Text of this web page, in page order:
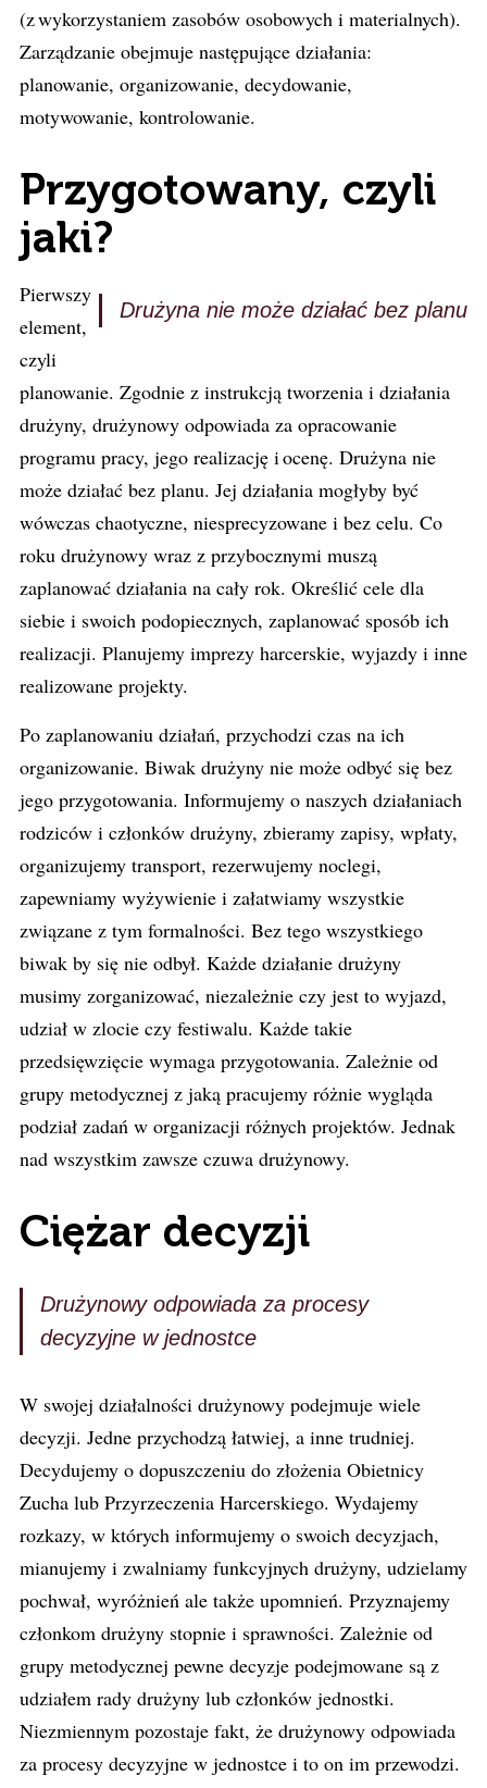
(z wykorzystaniem zasobów osobowych i materialnych).
Zarządzanie obejmuje następujące działania:
planowanie, organizowanie, decydowanie,
motywowanie, kontrolowanie.
Przygotowany, czyli
jaki?
Drużyna nie może działać bez planu
Pierwszy
element,
czyli
planowanie. Zgodnie z instrukcją tworzenia i działania
drużyny, drużynowy odpowiada za opracowanie
programu pracy, jego realizację i ocenę. Drużyna nie
może działać bez planu. Jej działania mogłyby być
wówczas chaotyczne, niesprecyzowane i bez celu. Co
roku drużynowy wraz z przybocznymi muszą
zaplanować działania na cały rok. Określić cele dla
siebie i swoich podopiecznych, zaplanować sposób ich
realizacji. Planujemy imprezy harcerskie, wyjazdy i inne
realizowane projekty.
Po zaplanowaniu działań, przychodzi czas na ich
organizowanie. Biwak drużyny nie może odbyć się bez
jego przygotowania. Informujemy o naszych działaniach
rodziców i członków drużyny, zbieramy zapisy, wpłaty,
organizujemy transport, rezerwujemy noclegi,
zapewniamy wyżywienie i załatwiamy wszystkie
związane z tym formalności. Bez tego wszystkiego
biwak by się nie odbył. Każde działanie drużyny
musimy zorganizować, niezależnie czy jest to wyjazd,
udział w zlocie czy festiwalu. Każde takie
przedsięwzięcie wymaga przygotowania. Zależnie od
grupy metodycznej z jaką pracujemy różnie wygląda
podział zadań w organizacji różnych projektów. Jednak
nad wszystkim zawsze czuwa drużynowy.
Ciężar decyzji
Drużynowy odpowiada za procesy
decyzyjne w jednostce
W swojej działalności drużynowy podejmuje wiele
decyzji. Jedne przychodzą łatwiej, a inne trudniej.
Decydujemy o dopuszczeniu do złożenia Obietnicy
Zucha lub Przyrzeczenia Harcerskiego. Wydajemy
rozkazy, w których informujemy o swoich decyzjach,
mianujemy i zwalniamy funkcyjnych drużyny, udzielamy
pochwał, wyróżnień ale także upomnień. Przyznajemy
członkom drużyny stopnie i sprawności. Zależnie od
grupy metodycznej pewne decyzje podejmowane są z
udziałem rady drużyny lub członków jednostki.
Niezmiennym pozostaje fakt, że drużynowy odpowiada
za procesy decyzyjne w jednostce i to on im przewodzi.